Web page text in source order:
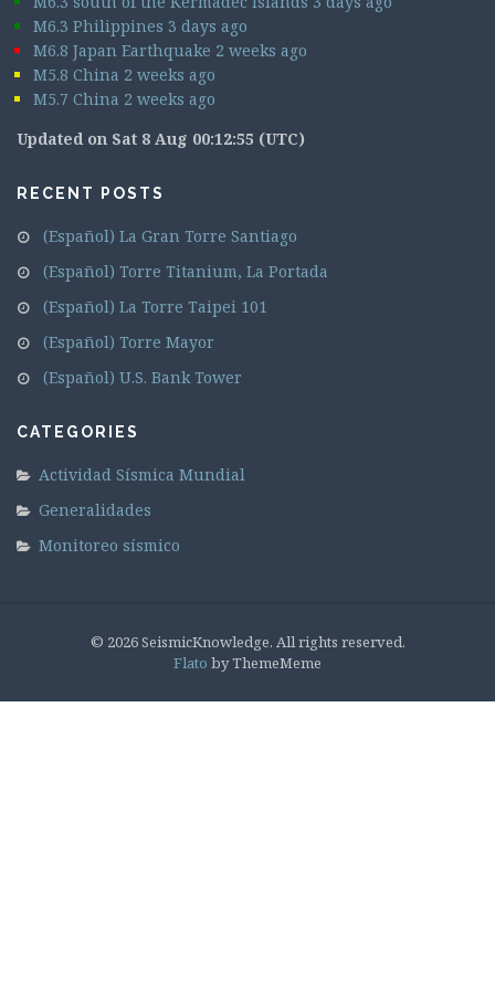
M6.3 Philippines 3 days ago
M6.8 Japan Earthquake 2 weeks ago
M5.8 China 2 weeks ago
M5.7 China 2 weeks ago
Updated on Sat 8 Aug 00:12:55 (UTC)
RECENT POSTS
(Español) La Gran Torre Santiago
(Español) Torre Titanium, La Portada
(Español) La Torre Taipei 101
(Español) Torre Mayor
(Español) U.S. Bank Tower
CATEGORIES
Actividad Sísmica Mundial
Generalidades
Monitoreo sísmico
© 2026 SeismicKnowledge. All rights reserved.
Flato by ThemeMeme